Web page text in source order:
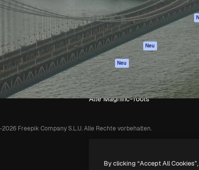
Stimmengenerator
Stock-Inhalte
MCP für
Claude/ChatGPT
Neu
Agenten Neu
API
Mobile App
Alle Magnific-Tools
Originale
Cookie-
Partner
2026 Freepik Company S.L.U.Alle Rechte vorbehalten.
By clicking “Accept All